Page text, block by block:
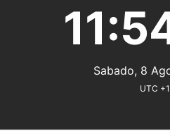
Sabado, 8
UTC